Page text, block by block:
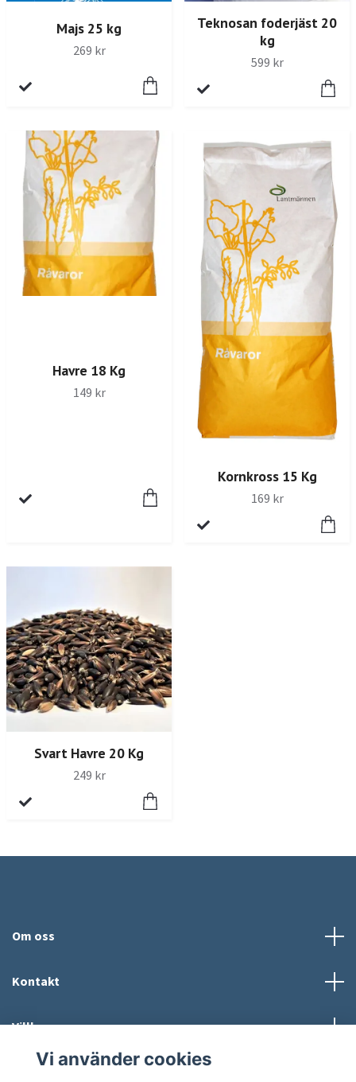
Majs 25 kg
269 kr
Teknosan foderjäst 20
kg
599 kr
Havre 18 Kg
149 kr
Kornkross 15 Kg
169 kr
Svart Havre 20 Kg
249 kr
Om oss
Kontakt
Villkor
Vi använder cookies